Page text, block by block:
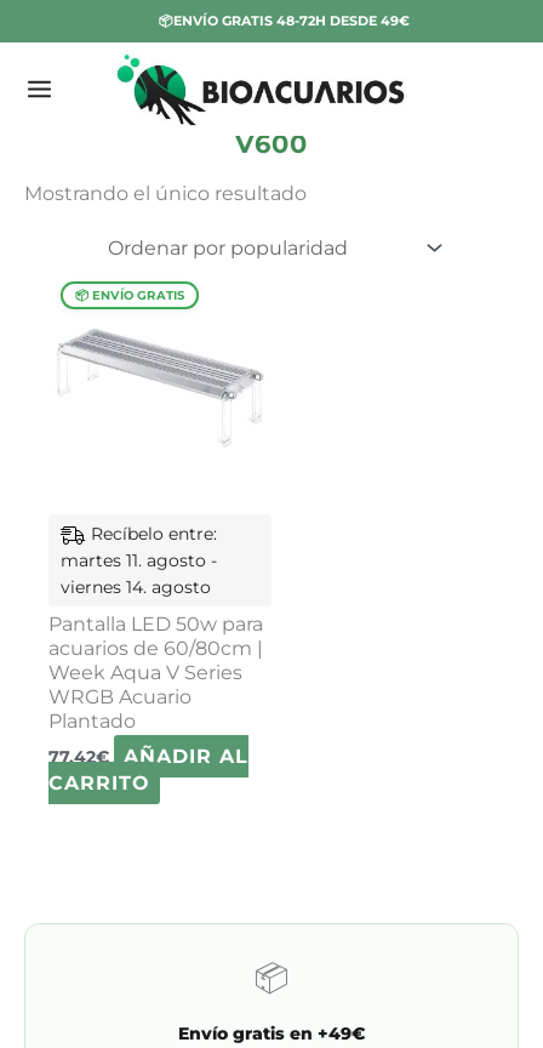
al
📦ENVÍO GRATIS 48-72H DESDE 49€
Inicio / Productos etiquetados “V600”
V600
Mostrando el único resultado
Recíbelo entre:
martes 11. agosto -
viernes 14. agosto
Pantalla LED 50w para
acuarios de 60/80cm |
Week Aqua V Series
WRGB Acuario
Plantado
77,42€
AÑADIR AL
CARRITO
📦
Envío gratis en +49€
E
a